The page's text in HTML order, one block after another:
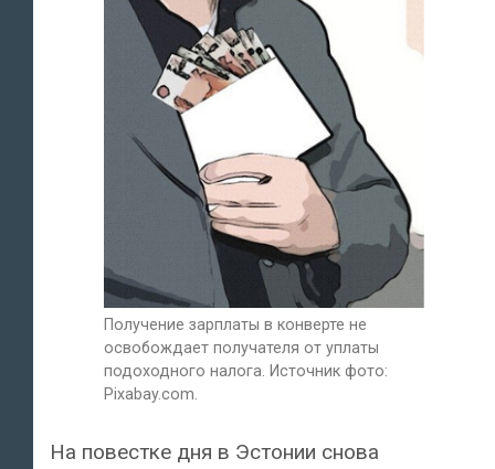
Получение зарплаты в конверте не
освобождает получателя от уплаты
подоходного налога. Источник фото:
Pixabay.com.
На повестке дня в Эстонии снова